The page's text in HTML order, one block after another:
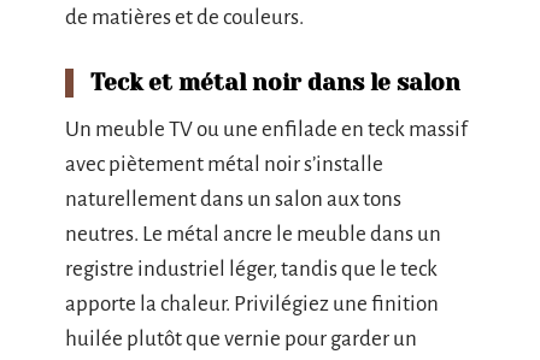
de matières et de couleurs.
Teck et métal noir dans le salon
Un meuble TV ou une enfilade en teck massif
avec piètement métal noir s’installe
naturellement dans un salon aux tons
neutres. Le métal ancre le meuble dans un
registre industriel léger, tandis que le teck
apporte la chaleur. Privilégiez une finition
huilée plutôt que vernie pour garder un